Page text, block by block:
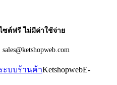
ซต์ฟรี ไม่มีค่าใช้จ่าย
ะบบร้านค้าKetshopwebE-